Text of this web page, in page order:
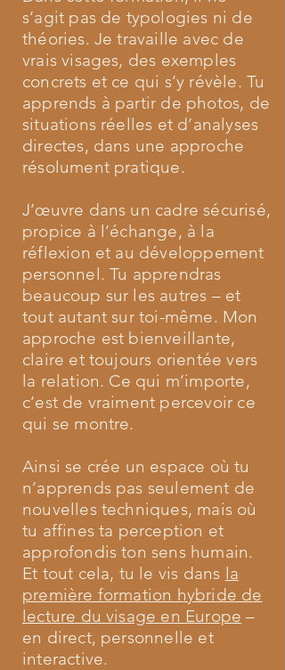
s’agit pas de typologies ni de
théories. Je travaille avec de
vrais visages, des exemples
concrets et ce qui s’y révèle. Tu
apprends à partir de photos, de
situations réelles et d’analyses
directes, dans une approche
résolument pratique.
J’œuvre dans un cadre sécurisé,
propice à l’échange, à la
réflexion et au développement
personnel. Tu apprendras
beaucoup sur les autres – et
tout autant sur toi-même. Mon
approche est bienveillante,
claire et toujours orientée vers
la relation. Ce qui m’importe,
c’est de vraiment percevoir ce
qui se montre.
Ainsi se crée un espace où tu
n’apprends pas seulement de
nouvelles techniques, mais où
tu affines ta perception et
approfondis ton sens humain.
Et tout cela, tu le vis dans la
première formation hybride de
lecture du visage en Europe –
en direct, personnelle et
interactive.